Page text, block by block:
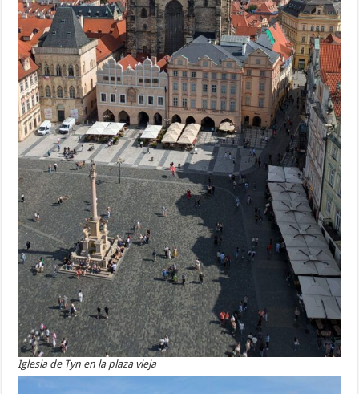
Iglesia de Tyn en la plaza vieja